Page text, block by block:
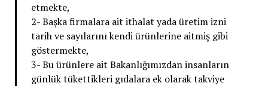
etmekte,
2- Başka firmalara ait ithalat yada üretim izni
tarih ve sayılarını kendi ürünlerine aitmiş gibi
göstermekte,
3- Bu ürünlere ait Bakanlığımızdan insanların
günlük tükettikleri gıdalara ek olarak takviye